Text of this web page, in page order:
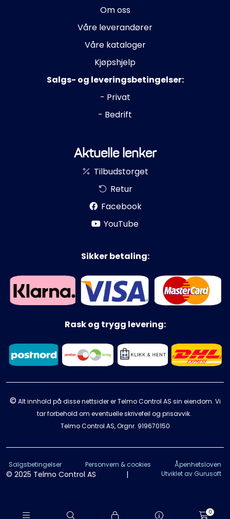
0
Om oss
Våre leverandører
Våre kataloger
Kjøpshjelp
Salgs- og leveringsbetingelser:
- Privat
- Bedrift
Aktuelle lenker
Tilbudstorget
Retur
Facebook
YouTube
Sikker betaling:
Rask og trygg levering:
© Alt innhold på disse nettsider er Telmo Control AS sin eiendom. Vi
tar forbehold om eventuelle skrivefeil og prisavvik.
Telmo Control AS, Orgnr. 919670150
Salgsbetingelser Personvern & cookies Åpenhetsloven
© 2025 Telmo Control AS | Utviklet av Gurusoft